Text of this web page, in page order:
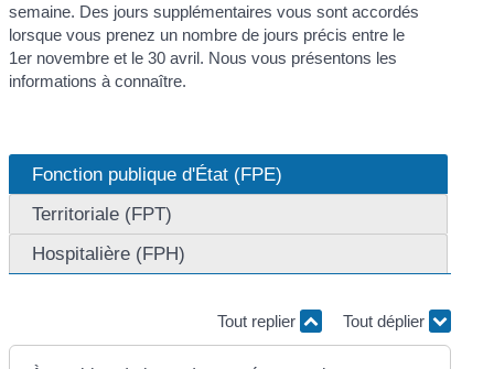
semaine. Des jours supplémentaires vous sont accordés
lorsque vous prenez un nombre de jours précis entre le
1er novembre et le 30 avril. Nous vous présentons les
informations à connaître.
Fonction publique d'État (FPE)
Territoriale (FPT)
Hospitalière (FPH)
Tout replier Tout déplier